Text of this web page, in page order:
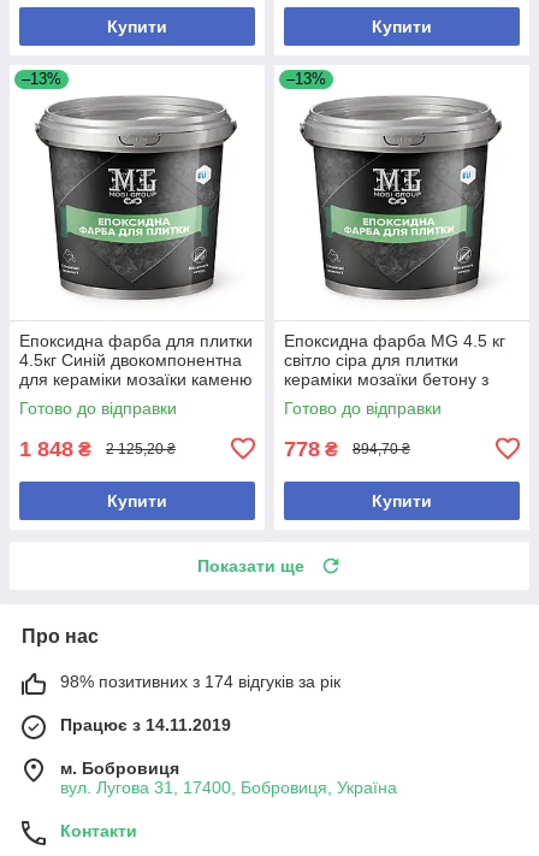
Купити Купити
–13%
Епоксидна фарба для плитки
4.5кг Синій двокомпонентна
для кераміки мозаїки каменю
бетону покриття
Готово до відправки
1 848 ₴ 2 125,20 ₴
Купити
–13%
Епоксидна фарба MG 4.5 кг
світло сіра для плитки
кераміки мозаїки бетону з
високою покривністю
Готово до відправки
778 ₴ 894,70 ₴
Купити
Показати ще
Про нас
98% позитивних з 174 відгуків за рік
Працює з 14.11.2019
м. Бобровиця
вул. Лугова 31, 17400, Бобровиця, Україна
Контакти